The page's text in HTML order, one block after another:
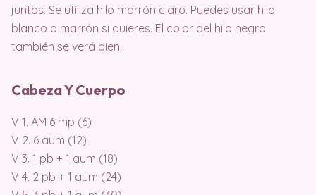
juntos. Se utiliza hilo marrón claro. Puedes usar hilo
blanco o marrón si quieres. El color del hilo negro
también se verá bien.
Cabeza Y Cuerpo
V 1. AM 6 mp (6)
V 2. 6 aum (12)
V 3. 1 pb + 1 aum (18)
V 4. 2 pb + 1 aum (24)